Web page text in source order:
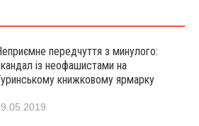
передчуття з минулого:
із неофашистами на
книжковому ярмарку